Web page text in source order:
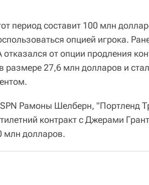
период составит 100 млн
опцией игрока.
от опции продления
размере 27,6 млн долларов и стал
Рамоны Шелберн, "Портленд
контракт с Джерами
млн долларов.